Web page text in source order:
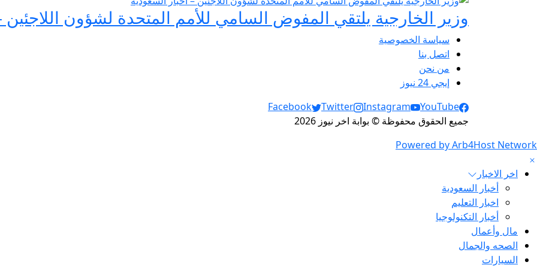
وزير الخارجية يلتقي المفوض السامي للأمم المتحدة لشؤون اللاجئين
سياسة الخصوصية
اتصل بنا
من نحن
إيجي 24 نيوز
Social Links
Facebook Twitter Instagram
YouTube
جميع الحقوق محفوظة © بوابة اخر نيوز 2026
Powered by Arb4Host Network
اخر الاخبار
أخبار السعودية
اخبار التعليم
أخبار التكنولوجيا
مال وأعمال
الصحه والجمال
السيارات